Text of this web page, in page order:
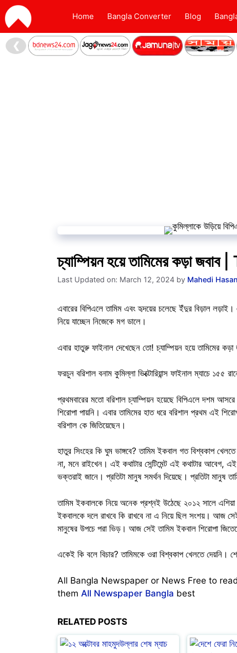
Home Bangla Converter Blog
❮
চ্যাম্পিয়ন হয়ে তামিমের কড়া
Last Updated on: March 12, 2024 by Mahedi Hasan
এবারের বিপিএলে তামিম এবং হৃদয়ের চলেছে ইঁদুর বিড়াল
নিয়ে যাচ্ছেন নিজেকে মগ ডালে।
এবার হাতুরু ফাইনাল দেখেছেন তো! চ্যাম্পিয়ন হয়ে তামিমের
ফরচুন বরিশাল বনাম কুমিল্লা ভিক্টোরিয়ান্স ফাইনাল ম্যাচে
প্রথমবারের মতো বরিশাল চ্যাম্পিয়ন হয়েছে বিপিএলে দশম
শিরোপা পায়নি। এবার তামিমের হাত ধরে বরিশাল প্রথম এই
বরিশাল কে জিতিয়েছেন।
হাতুর সিংহের কি ঘুম ভাঙ্গবে? তামিম ইকবাল গত বিশ্বকাপ
না, মনে রাইখেন। এই কথাটার সেন্টিমেন্ট এই কথাটার আবেগ, এই
ভক্তরাই জানে। প্রতিটা মানুষ সমর্থন দিয়েছে। প্রতিটা মানুষ
তামিম ইকবালকে নিয়ে অনেক প্রশ্নই উঠেছে ২০১২ সালে
ইকবালকে দলে রাখবে কি রাখবে না এ নিয়ে ছিল সংশয়। আজ
মানুষের উপচে পরা ভিড়। আজ সেই তামিম ইকবাল শিরোপা
একেই কি বলে বিচার? তামিমকে ওরা বিশ্বকাপ খেলতে দেয়নি।
All Bangla Newspaper or News Free to
them All Newspaper Bangla best
RELATED POSTS